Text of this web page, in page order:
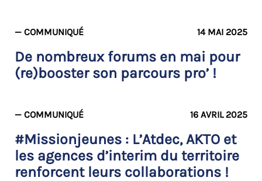
— COMMUNIQUÉ 14 MAI 2025
De nombreux forums en mai pour
(re)booster son parcours pro’ !
— COMMUNIQUÉ 16 AVRIL 2025
#Missionjeunes : L’Atdec, AKTO et
les agences d’interim du territoire
renforcent leurs collaborations !